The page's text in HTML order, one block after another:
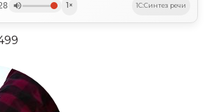
1× 1C:Синтез речи